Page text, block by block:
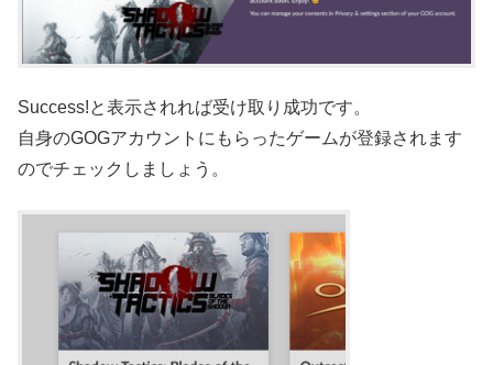
Success!と表示されれば受け取り成功です。
自身のGOGアカウントにもらったゲームが登録されます
のでチェックしましょう。